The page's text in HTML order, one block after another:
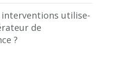
interventions utilise-
de
?